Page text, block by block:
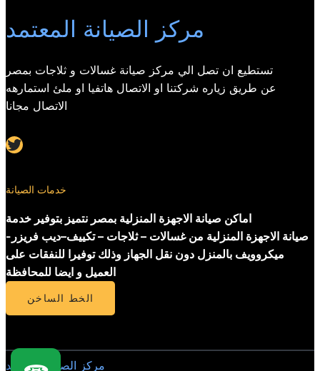
مركز الصيانة المعتمد
تستطيع ان تصل الي مركز صيانة غسالات و ثلاجات بمصر
عن طريق زياره شركتنا او الاتصال هاتفيا او ملئ استمارهه
الاتصال مجانا
Twitter
خدمات الصيانة
اماكن صيانة الاجهزة المنزلية بمصر نتميز بتوفير خدمة
صيانة الاجهزة المنزلية من غسالات – ثلاجات – تكييف–ديب فريزر-
ميكروويف بالمنزل دون نقل الجهاز وذلك توفيرا للنفقات على
العميل و ايضا للمحافظة
الخط الساخن
مركز الصيانة المعتمد